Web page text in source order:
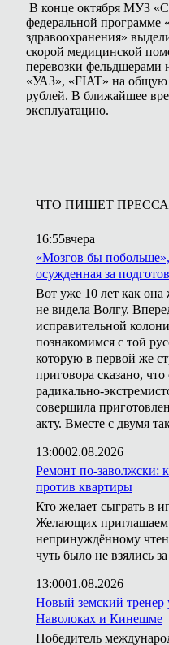
В конце октября МУЗ
федеральной программе
здравоохранения»
скорой медицинской
перевозки фельдшерами
«УАЗ», «FIAT» на общую
рублей. В ближайшее
эксплуатацию.
ЧТО ПИШЕТ ПРЕССА
16:55вчера
«Мозгов бы
осужденная за
Вот уже 10 лет как
не видела Волгу.
исправительной
познакомимся с той
которую в первой же
приговора сказано,
радикально-
совершила
акту. Вместе с двумя
13:0002.08.2026
Ремонт по-заволжски:
против квартиры
Кто желает сыграть в
Желающих приглашаем
непринуждённому
чуть было не взялись
13:0001.08.2026
Новый земский тренер
Наволоках и Кинешме
Победитель